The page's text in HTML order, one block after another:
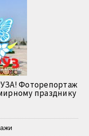
Фоторепортаж
празднику